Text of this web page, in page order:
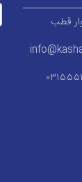
۶ بلوار قطب